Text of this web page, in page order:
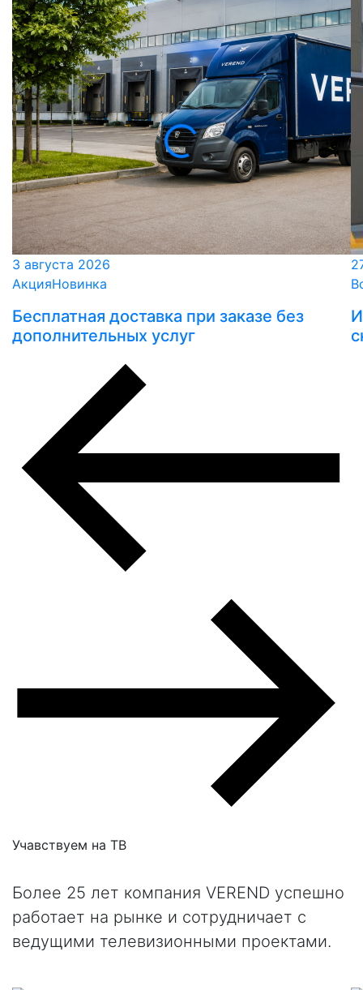
3 августа 2026
АкцияНовинка
Бесплатная доставка при заказе без
дополнительных услуг
Учавствуем на ТВ
Более 25 лет компания VEREND успешно
работает на рынке и сотрудничает с
ведущими телевизионными проектами.